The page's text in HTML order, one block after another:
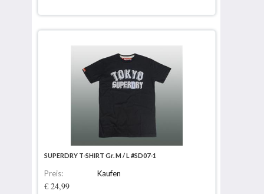
SUPERDRY T-SHIRT Gr. M / L #SD07-1
Preis:
€ 24,99
Kaufen